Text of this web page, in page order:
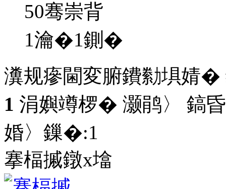
50骞崇背
1瀹�1鍘�
瀵规瘮閫変腑鐨勬埧婧�
1 涓嬩竴椤� 灏鹃〉 鎬
婚〉鏁�:1
搴楅摵鐓х墖